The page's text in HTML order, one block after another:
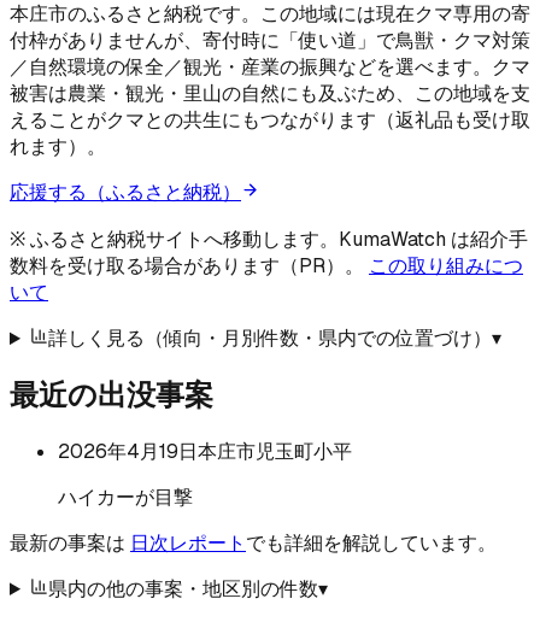
本庄市のふるさと納税です。この地域には現在クマ専用の寄
付枠がありませんが、寄付時に「使い道」で鳥獣・クマ対策
／自然環境の保全／観光・産業の振興などを選べます。クマ
被害は農業・観光・里山の自然にも及ぶため、この地域を支
えることがクマとの共生にもつながります（返礼品も受け取
れます）。
応援する（ふるさと納税）
※ ふるさと納税サイトへ移動します。KumaWatch は紹介手
数料を受け取る場合があります（PR）。
この取り組みにつ
いて
詳しく見る（傾向・月別件数・県内での位置づけ） ▾
最近の出没事案
2026年4月19日本庄市児玉町小平
ハイカーが目撃
最新の事案は 日次レポート でも詳細を解説しています。
県内の他の事案・地区別の件数▾